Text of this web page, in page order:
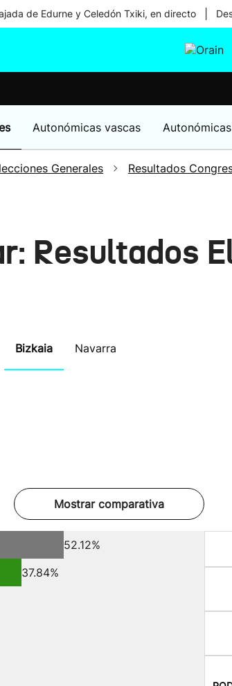
de Edurne y Celedón Txiki, en directo
Autonómicas vascas
Generales Resultados
Resultados
Bizkaia Navarra
Mostrar comparativa
52.12%
37.84%